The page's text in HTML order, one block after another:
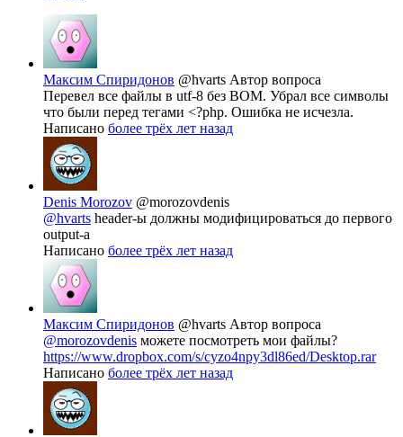
Максим Спиридонов @hvarts Автор вопроса
Перевел все файлы в utf-8 без BOM. Убрал все символы
что были перед тегами <?php. Ошибка не исчезла.
Написано более трёх лет назад
Denis Morozov @morozovdenis
@hvarts header-ы должны модифицироваться до первого
output-а
Написано более трёх лет назад
Максим Спиридонов @hvarts Автор вопроса
@morozovdenis можете посмотреть мои файлы?
https://www.dropbox.com/s/cyzo4npy3dl86ed/Desktop.rar
Написано более трёх лет назад